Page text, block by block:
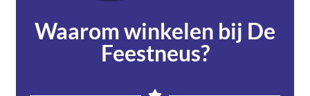
Waarom winkelen bij De
Feestneus?